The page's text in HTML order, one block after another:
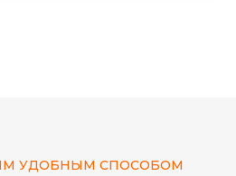
УДОБНЫМ СПОСОБОМ